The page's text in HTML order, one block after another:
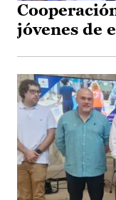
jóvenes de